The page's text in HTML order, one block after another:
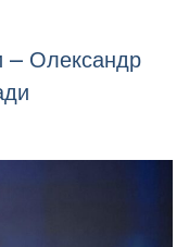
– Олександр